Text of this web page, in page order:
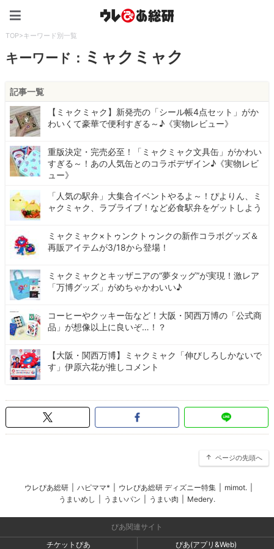
TOP>キーワード別一覧
キーワード： ミャクミャク
記事一覧
【ミャクミャク】新発売の「シール帳4点セット」がか
わいくて豪華で便利すぎる～♪《実物レビュー》
重版決定・完売必至！「ミャクミャク文具缶」がかわい
すぎる～！あの人気缶とのコラボデザイン♪《実物レビ
ュー》
「人気の駅弁」大集合イベントやるよ～！ぴよりん、ミ
ャクミャク、ラブライブ！など必食駅弁をゲットしよう
ミャクミャク×トゥンクトゥンクの新作コラボグッズ＆
再販アイテムが3/18から登場！
ミャクミャクとキッザニアの“夢タッグ”が実現！激レア
「万博グッズ」がめちゃかわいい♪
コーヒーやクッキー缶など！大阪・関西万博の「公式商
品」が想像以上に良いぞ…！？
【大阪・関西万博】ミャクミャク「伸びしろしかないで
す」伊原六花が推しコメント
ページの先頭へ
ウレぴあ総研 ハピママ* ウレぴあ総研 ディズニー特集 mimot.
うまいめし
うまいパン うまい肉 Medery.
ぴあ関連サイト
チケットぴあ
ぴあ(アプリ&Web)